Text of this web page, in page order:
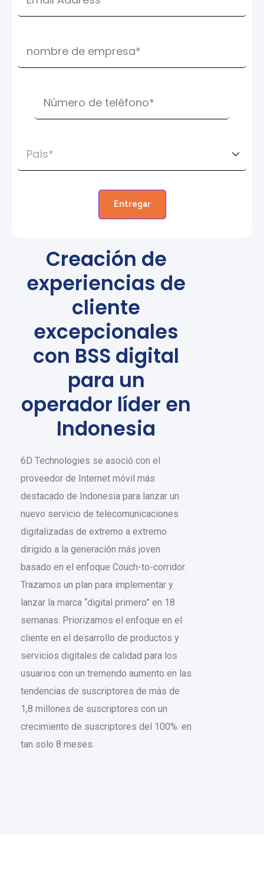
Creación de
experiencias de
cliente
excepcionales
con BSS digital
para un
operador líder en
Indonesia
6D Technologies se asoció con el
proveedor de Internet móvil más
destacado de Indonesia para lanzar un
nuevo servicio de telecomunicaciones
digitalizadas de extremo a extremo
dirigido a la generación más joven
basado en el enfoque Couch-to-corridor.
Trazamos un plan para implementar y
lanzar la marca “digital primero” en 18
semanas. Priorizamos el enfoque en el
cliente en el desarrollo de productos y
servicios digitales de calidad para los
usuarios con un tremendo aumento en las
tendencias de suscriptores de más de
1,8 millones de suscriptores con un
crecimiento de suscriptores del 100%. en
tan solo 8 meses.
Entregar